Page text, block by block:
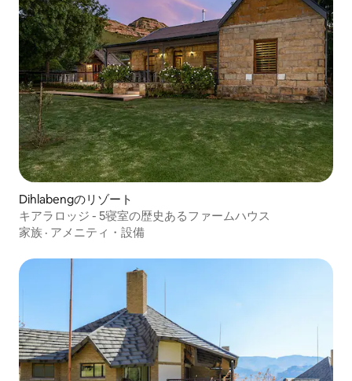
Dihlabengのリゾート
キアラロッジ - 5寝室の歴史あるファームハウス
家族 · アメニティ・設備